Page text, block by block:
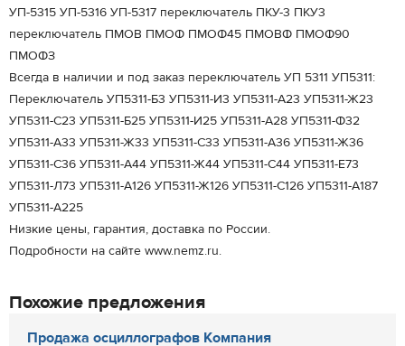
УП-5315 УП-5316 УП-5317 переключатель ПКУ-3 ПКУ3
переключатель ПМОВ ПМОФ ПМОФ45 ПМОВФ ПМОФ90
ПМОФЗ
Всегда в наличии и под заказ переключатель УП 5311 УП5311:
Переключатель УП5311-Б3 УП5311-И3 УП5311-А23 УП5311-Ж23
УП5311-С23 УП5311-Б25 УП5311-И25 УП5311-А28 УП5311-Ф32
УП5311-А33 УП5311-Ж33 УП5311-С33 УП5311-А36 УП5311-Ж36
УП5311-С36 УП5311-А44 УП5311-Ж44 УП5311-С44 УП5311-Е73
УП5311-Л73 УП5311-А126 УП5311-Ж126 УП5311-С126 УП5311-А187
УП5311-А225
Низкие цены, гарантия, доставка по России.
Подробности на сайте www.nemz.ru.
Похожие предложения
Продажа осциллографов Компания